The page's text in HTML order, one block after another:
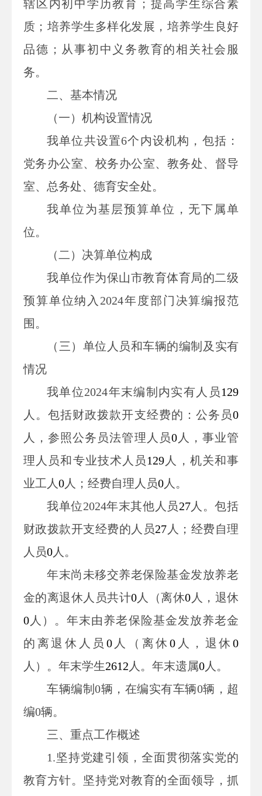
辖区内初中学历教育；提高学生综合素
质；培养学生多样化发展，培养学生良好
品德； 从事初中义务教育的相关社会服
务。
二、基本情况
（一）机构设置情况
我单位共设置6个内设机构，包括：
党务办公室、校务办公室、教务处、督导
室、总务处、德育安全处。
我单位为基层预算单位，无下属单
位。
（二） 决算单位构成
我单位作为保山市教育体育局的二级
预算单位纳入 2024年度部门决算编报范
围 。
（ 三 ） 单位 人员和车辆的编制及实有
情况
我单位2024年末编制内实有人员129
人。包括财政拨款开支经费的 ： 公务员0
人，参照公务员法管理人员0人 ， 事业管
理人员和专业技术人员129 人，机关和事
业工人0人 ；经费自理人员0人 。
我单位2024年末其他人员27人。包括
财政拨款开支经费的人员27 人；经费自理
人员0人。
年末尚未移交养老保险基金发放养老
金的离退休人员共计0人 （离休0 人，退休
0 人 ）。年末由养老保险基金发放养老金
的离退休人员 0人 （ 离休 0人，退休 0
人 ） 。 年末学生2612 人。年末遗属0人。
车辆编制0辆，在编实有车辆0辆，超
编0辆。
三、重点工作概述
1.坚持党建引领，全面贯彻落实党的
教育方针。坚持党对教育的全面领导，抓